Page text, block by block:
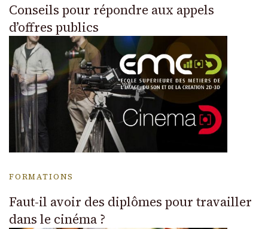
Conseils pour répondre aux appels
d’offres publics
FORMATIONS
Faut-il avoir des diplômes pour travailler
dans le cinéma ?